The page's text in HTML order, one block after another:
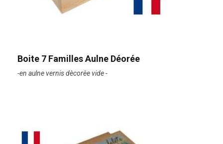
Boite 7 Familles Aulne Déorée
-en aulne vernis dècorèe vide -